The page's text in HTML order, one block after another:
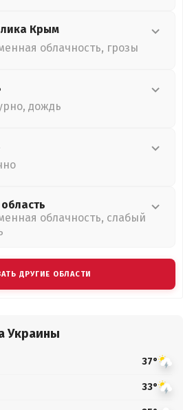
Крым
облачность, грозы
дождь
область
облачность, слабый
ДРУГИЕ ОБЛАСТИ
Украины
37°
33°